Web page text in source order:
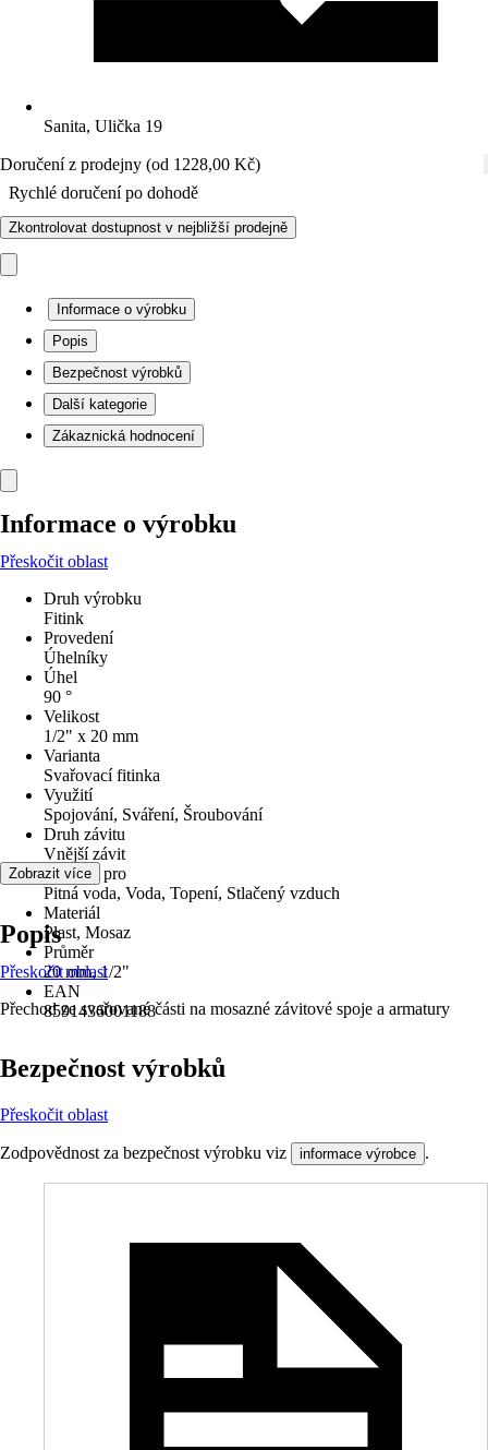
Sanita, Ulička 19
Doručení z prodejny (od 1228,00 Kč)
Rychlé doručení po dohodě
Zkontrolovat dostupnost v nejbližší prodejně
Informace o výrobku
Popis
Bezpečnost výrobků
Další kategorie
Zákaznická hodnocení
Informace o výrobku
Přeskočit oblast
Druh výrobku
Fitink
Provedení
Úhelníky
Úhel
90 °
Velikost
1/2" x 20 mm
Varianta
Svařovací fitinka
Využití
Spojování, Sváření, Šroubování
Druh závitu
Vnější závit
Vhodné pro
Pitná voda, Voda, Topení, Stlačený vzduch
Materiál
Plast, Mosaz
Průměr
20 mm, 1/2"
EAN
8591436001188
Zobrazit více
Popis
Přeskočit oblast
Přechod ze svařované části na mosazné závitové spoje a armatury
Bezpečnost výrobků
Přeskočit oblast
Zodpovědnost za bezpečnost výrobku viz informace výrobce .